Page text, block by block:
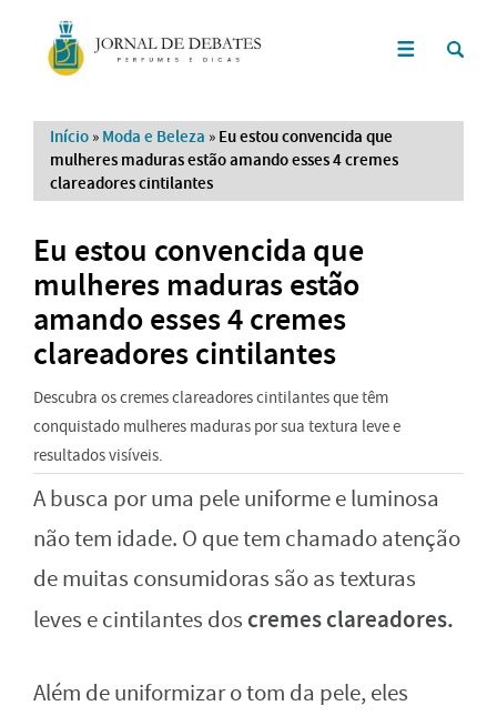
Início » Moda e Beleza » Eu estou convencida que
mulheres maduras estão amando esses 4 cremes
clareadores cintilantes
Eu estou convencida que
mulheres maduras estão
amando esses 4 cremes
clareadores cintilantes
Descubra os cremes clareadores cintilantes que têm
conquistado mulheres maduras por sua textura leve e
resultados visíveis.
A busca por uma pele uniforme e luminosa
não tem idade. O que tem chamado atenção
de muitas consumidoras são as texturas
leves e cintilantes dos cremes clareadores.
Além de uniformizar o tom da pele, eles